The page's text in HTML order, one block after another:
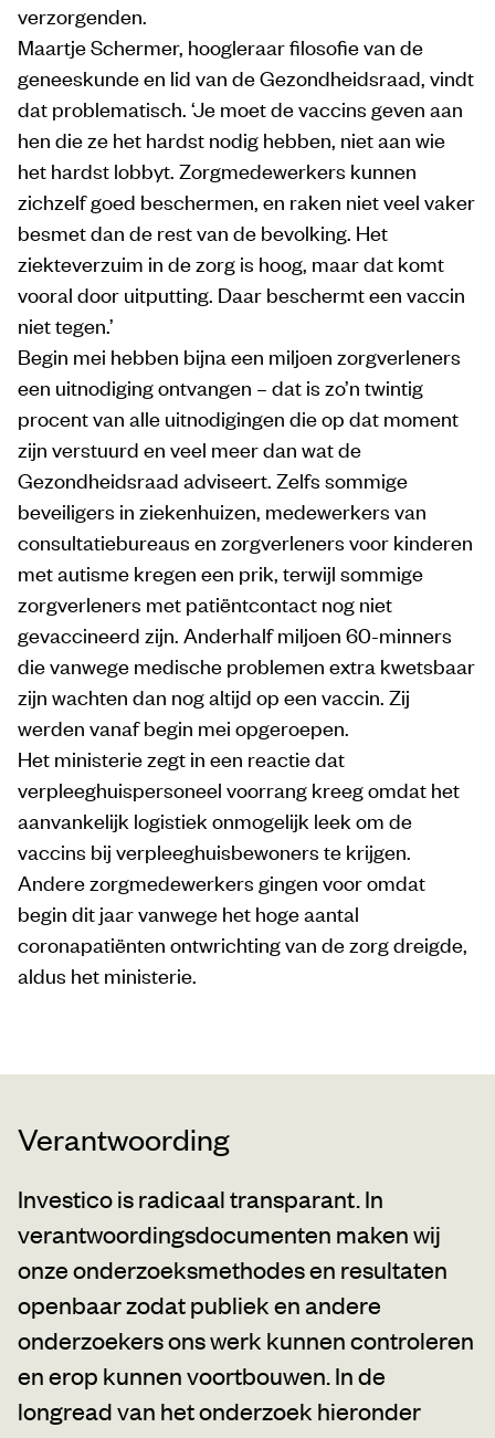
verzorgenden.
Maartje Schermer, hoogleraar filosofie van de
geneeskunde en lid van de Gezondheidsraad, vindt
dat problematisch. ‘Je moet de vaccins geven aan
hen die ze het hardst nodig hebben, niet aan wie
het hardst lobbyt. Zorgmedewerkers kunnen
zichzelf goed beschermen, en raken niet veel vaker
besmet dan de rest van de bevolking. Het
ziekteverzuim in de zorg is hoog, maar dat komt
vooral door uitputting. Daar beschermt een vaccin
niet tegen.’
Begin mei hebben bijna een miljoen zorgverleners
een uitnodiging ontvangen – dat is zo’n twintig
procent van alle uitnodigingen die op dat moment
zijn verstuurd en veel meer dan wat de
Gezondheidsraad adviseert. Zelfs sommige
beveiligers in ziekenhuizen, medewerkers van
consultatiebureaus en zorgverleners voor kinderen
met autisme kregen een prik, terwijl sommige
zorgverleners met patiëntcontact nog niet
gevaccineerd zijn. Anderhalf miljoen 60-minners
die vanwege medische problemen extra kwetsbaar
zijn wachten dan nog altijd op een vaccin. Zij
werden vanaf begin mei opgeroepen.
Het ministerie zegt in een reactie dat
verpleeghuispersoneel voorrang kreeg omdat het
aanvankelijk logistiek onmogelijk leek om de
vaccins bij verpleeghuisbewoners te krijgen.
Andere zorgmedewerkers gingen voor omdat
begin dit jaar vanwege het hoge aantal
coronapatiënten ontwrichting van de zorg dreigde,
aldus het ministerie.
Verantwoording
Investico is radicaal transparant. In
verantwoordingsdocumenten maken wij
onze onderzoeksmethodes en resultaten
openbaar zodat publiek en andere
onderzoekers ons werk kunnen controleren
en erop kunnen voortbouwen. In de
longread van het onderzoek hieronder